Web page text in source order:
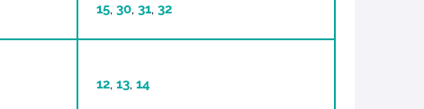
15,30,31,32
12,13,14